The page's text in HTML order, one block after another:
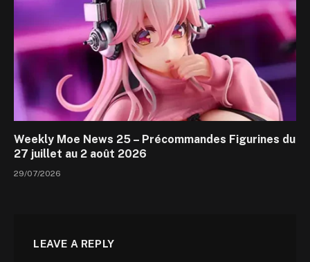
Weekly Moe News 25 – Précommandes Figurines du
27 juillet au 2 août 2026
29/07/2026
LEAVE A REPLY